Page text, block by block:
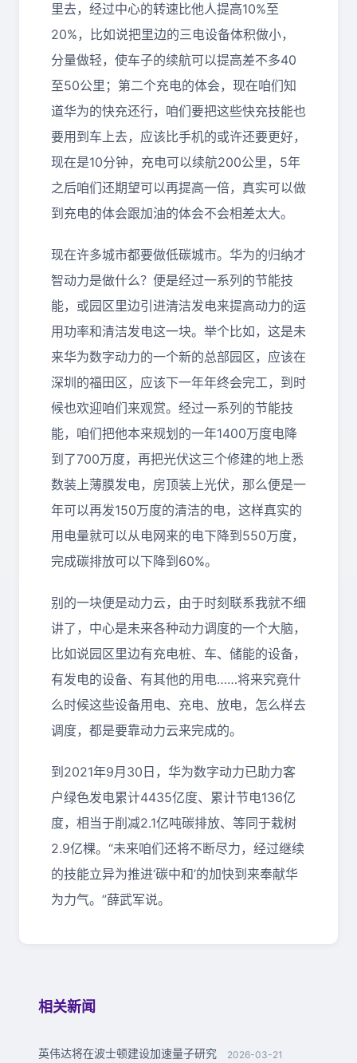
里去，经过中心的转速比他人提高10%至
20%，比如说把里边的三电设备体积做小，
分量做轻，使车子的续航可以提高差不多40
至50公里；第二个充电的体会，现在咱们知
道华为的快充还行，咱们要把这些快充技能也
要用到车上去，应该比手机的或许还要更好，
现在是10分钟，充电可以续航200公里，5年
之后咱们还期望可以再提高一倍，真实可以做
到充电的体会跟加油的体会不会相差太大。
现在许多城市都要做低碳城市。华为的归纳才
智动力是做什么？便是经过一系列的节能技
能，或园区里边引进清洁发电来提高动力的运
用功率和清洁发电这一块。举个比如，这是未
来华为数字动力的一个新的总部园区，应该在
深圳的福田区，应该下一年年终会完工，到时
候也欢迎咱们来观赏。经过一系列的节能技
能，咱们把他本来规划的一年1400万度电降
到了700万度，再把光伏这三个修建的地上悉
数装上薄膜发电，房顶装上光伏，那么便是一
年可以再发150万度的清洁的电，这样真实的
用电量就可以从电网来的电下降到550万度，
完成碳排放可以下降到60%。
别的一块便是动力云，由于时刻联系我就不细
讲了，中心是未来各种动力调度的一个大脑，
比如说园区里边有充电桩、车、储能的设备，
有发电的设备、有其他的用电……将来究竟什
么时候这些设备用电、充电、放电，怎么样去
调度，都是要靠动力云来完成的。
到2021年9月30日，华为数字动力已助力客
户绿色发电累计4435亿度、累计节电136亿
度，相当于削减2.1亿吨碳排放、等同于栽树
2.9亿棵。“未来咱们还将不断尽力，经过继续
的技能立异为推进‘碳中和’的加快到来奉献华
为力气。”薛武军说。
相关新闻
英伟达将在波士顿建设加速量子研究
2026-03-21